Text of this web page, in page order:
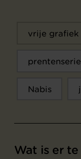
vrije grafiek
prentenserie
Nabis
Wat is er te